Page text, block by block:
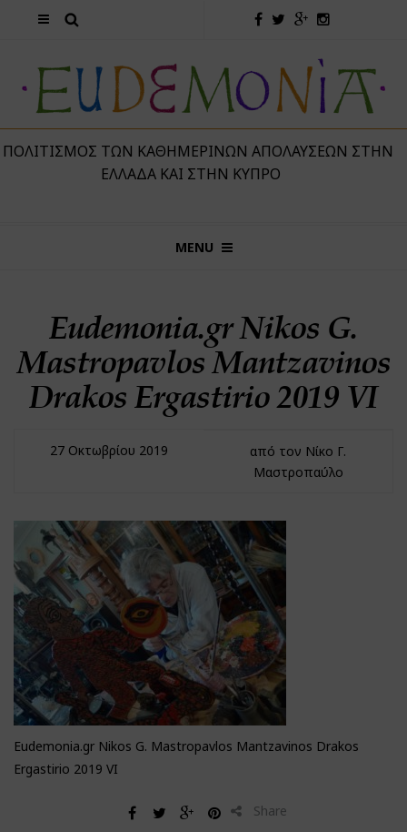
ΤΩΝ ΚΑΘΗΜΕΡΙΝΏΝ ΑΠΟΛΑΎΣΕΩΝ ΣΤΗΝ
ΕΛΛΆΔΑ ΚΑΙ ΣΤΗΝ ΚΎΠΡΟ
MENU
Eudemonia.gr Nikos G.
Mastropavlos Mantzavinos
Drakos Ergastirio 2019 VI
27 Οκτωβρίου 2019
από τον Νίκο Γ.
Μαστροπαύλο
Eudemonia.gr Nikos G. Mastropavlos Mantzavinos Drakos
Ergastirio 2019 VI
Share